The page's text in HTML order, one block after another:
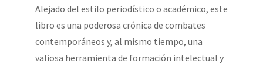
Alejado del estilo periodístico o académico, este
libro es una poderosa crónica de combates
contemporáneos y, al mismo tiempo, una
valiosa herramienta de formación intelectual y